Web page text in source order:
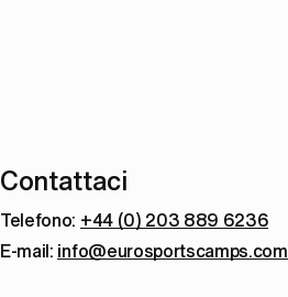
Contattaci
Telefono: +44 (0) 203 889 6236
E-mail: info@eurosportscamps.com